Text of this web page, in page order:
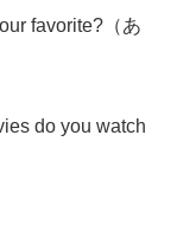
favorite?（あ
do you watch